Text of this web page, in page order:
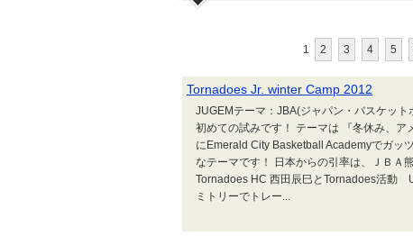
1 2 3 4 5
Tornadoes Jr. winter Camp 2012
JUGEMテーマ：JBA(ジャパン・バスケッ
初めての試みです！ テーマは 『冬休み、
にEmerald City Basketball Academyでガッ
なテーマです！ 日本からの引率は、ＪＢＡ
Tornadoes HC 西田辰巳とTornadoes活
ミトリーでトレー...